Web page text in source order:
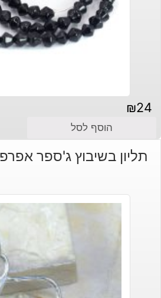
₪24
הוסף לסל
תליון בשיבוץ ג'ספר אפרפר